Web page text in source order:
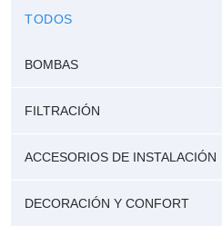
TODOS
BOMBAS
FILTRACIÓN
ACCESORIOS DE INSTALACIÓN
DECORACIÓN Y CONFORT